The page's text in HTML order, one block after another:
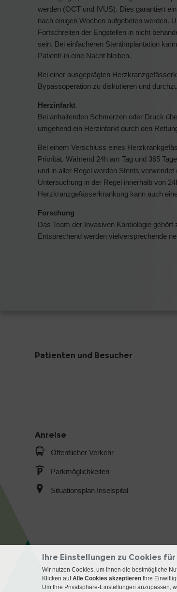
werden (OCT und IVUS). Dies garantiert
nach einigen Wochen aufgeboten werden.
Fortschreiten der Engstellen in nicht
sein. Bei einfacheren Stentimplantation
Patient/-in eine Nacht bleiben.
Bei einer ausgeprägten
Bypassoperation zu diskutieren und
Herzinfarkt
Bei anhaltenden Schmerzen oder Druck
umgehend ein Herzinfarkt durch den
Bei einem Verschluss eines
Priorität. Während 24h am Tag und 365
und in aller Regel werden Stents
Untersuchung in der Regel innerhalb von
Herzkranzgefässerkrankung kann auch
Forschung
Das Team der Invasiven Kardiologie
Entsprechend werden vielversprechende
Patienten und Besucher
Anreise
Öffentlicher Verkehr
Parkmöglichkeiten
Situationsplan Inselspital
Ihre Einstellungen zu Cookies
Wir nutzen Cookies, um Ihnen die bestmögliche
Klicken aufAlle Cookies akzeptieren Ihre
Um Ihre Privatsphäre-Einstellungen anzupassen,